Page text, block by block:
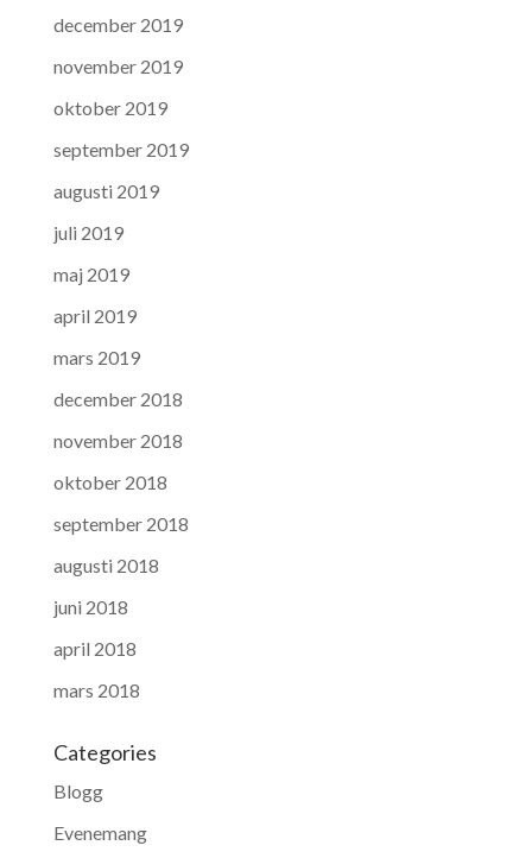
december 2019
november 2019
oktober 2019
september 2019
augusti 2019
juli 2019
maj 2019
april 2019
mars 2019
december 2018
november 2018
oktober 2018
september 2018
augusti 2018
juni 2018
april 2018
mars 2018
Categories
Blogg
Evenemang